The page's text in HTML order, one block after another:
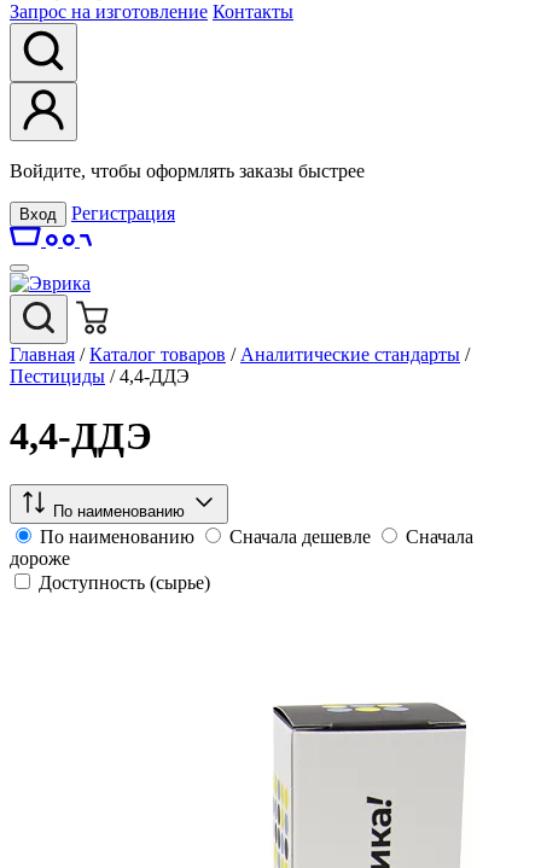
Запрос на изготовление Контакты
Войдите, чтобы оформлять заказы быстрее
Вход Регистрация
Главная / Каталог товаров / Аналитические стандарты /
Пестициды / 4,4-ДДЭ
4,4-ДДЭ
По наименованию
По наименованию Сначала дешевле
Сначала
дороже
Доступность (сырье)